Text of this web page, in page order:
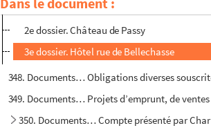
1er dossier. Hôtel de Broglie
2e dossier. Château de Passy
3e dossier. Hôtel rue de Bellechasse
348. Documents… Obligations diverses
349. Documents… Projets d’emprunt, de
350. Documents… Compte présenté par